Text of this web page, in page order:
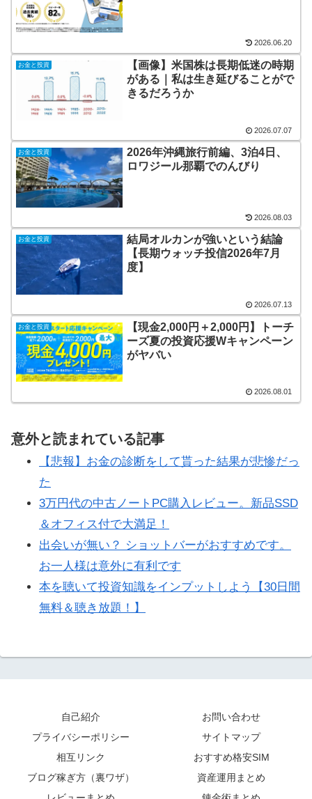
2026.06.20
お金と投資
【画像】米国株は長期低迷の時期
がある｜私は生き延びることがで
きるだろうか
2026.07.07
お金と投資
2026年沖縄旅行前編、3泊4日、
ロワジール那覇でのんびり
2026.08.03
お金と投資
結局オルカンが強いという結論
【長期ウォッチ投信2026年7月
度】
2026.07.13
お金と投資
【現金2,000円＋2,000円】トーチ
ーズ夏の投資応援Wキャンペーン
がヤバい
2026.08.01
意外と読まれている記事
【悲報】お金の診断をして貰った結果が悲惨だっ
た
3万円代の中古ノートPC購入レビュー。新品SSD
＆オフィス付で大満足！
出会いが無い？ ショットバーがおすすめです。
お一人様は意外に有利です
本を聴いて投資知識をインプットしよう【30日間
無料＆聴き放題！】
自己紹介
お問い合わせ
プライバシーポリシー
サイトマップ
相互リンク
おすすめ格安SIM
ブログ稼ぎ方（裏ワザ）
資産運用まとめ